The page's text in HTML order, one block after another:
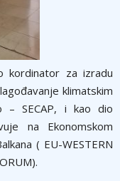
kordinator za izradu
klimatskim
– SECAP, i kao dio
na Ekonomskom
( EU-WESTERN